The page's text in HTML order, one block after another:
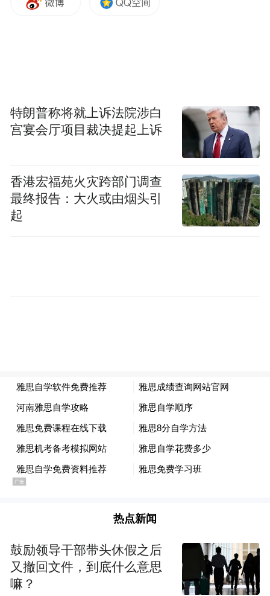
2025年初的全国经销商大会上，3000余名厂
2025年三品节，《中国郎·庄园酱酒蓝皮书》
发布，郎酒庄园以“中国庄园白酒开创者”的
布局与30万吨优质酱酒贮存量的突破，构成
了品牌最硬核的品质底气。
亮相威尼斯建筑双年展、牵手“世界50最佳酒
吧”、与奔富等世界名庄结盟“世界酒庄联
盟”，2025年郎酒以更开放的姿态链接全球市
场……
特朗普称将就上诉法院涉白
宫宴会厅项目裁决提起上诉
香港宏福苑火灾跨部门调查
最终报告：大火或由烟头引
起
热点新闻
鼓励领导干部带头休假之后
又撤回文件，到底什么意思
嘛？